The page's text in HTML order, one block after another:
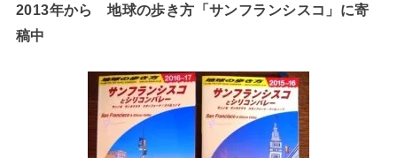
2013年から 地球の歩き方「サンフランシスコ」に寄
稿中